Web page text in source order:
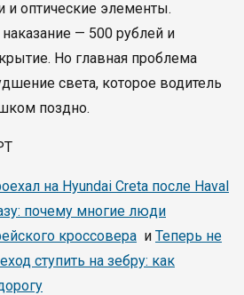
и оптические элементы.
— 500 рублей и
Но главная проблема
света, которое водитель
поздно.
на Hyundai Creta после Haval
почему многие люди
кроссовера и Теперь не
ступить на зебру: как